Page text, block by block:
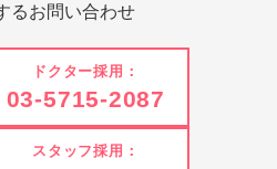
るお問い合わせ
ドクター採用：
03-5715-2087
スタッフ採用：